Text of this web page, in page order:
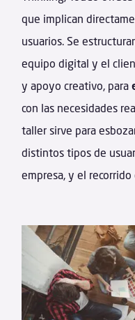
que implican
usuarios. Se
equipo digital y el
y apoyo creativo, para
con las necesidades
taller sirve para
distintos tipos de
empresa, y el recorrido